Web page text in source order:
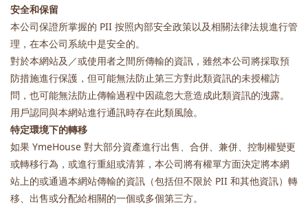
安全和保留
本公司保證所掌握的 PII 按照內部安全政策以及相關法律法規進行管
理，在本公司系統中是安全的。
對於本網站及／或使用者之間所傳輸的資訊，雖然本公司將採取預
防措施進行保護，但可能無法防止第三方對此類資訊的未授權訪
問，也可能無法防止傳輸過程中因疏忽大意造成此類資訊的洩露。
用戶認同與本網站進行通訊時存在此類風險。
特定環境下的轉移
如果 YmeHouse 對大部分資產進行出售、合併、兼併、控制權變更
或轉移行為，或進行重組或清算，本公司將有權單方面決定將本網
站上的或通過本網站傳輸的資訊（包括但不限於 PII 和其他資訊）轉
移、出售或分配給相關的一個或多個第三方。